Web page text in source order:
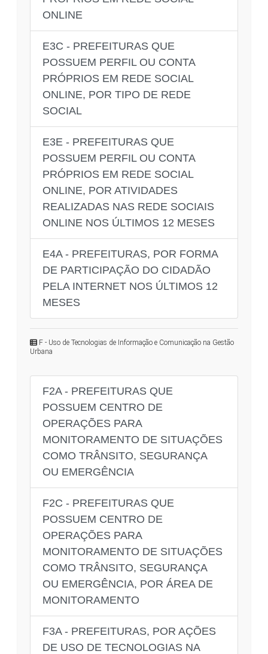
ONLINE
E3C - PREFEITURAS QUE
POSSUEM PERFIL OU CONTA
PRÓPRIOS EM REDE SOCIAL
ONLINE, POR TIPO DE REDE
SOCIAL
E3E - PREFEITURAS QUE
POSSUEM PERFIL OU CONTA
PRÓPRIOS EM REDE SOCIAL
ONLINE, POR ATIVIDADES
REALIZADAS NAS REDE SOCIAIS
ONLINE NOS ÚLTIMOS 12 MESES
E4A - PREFEITURAS, POR FORMA
DE PARTICIPAÇÃO DO CIDADÃO
PELA INTERNET NOS ÚLTIMOS 12
MESES
F - Uso de Tecnologias de Informação e Comunicação na Gestão
Urbana
F2A - PREFEITURAS QUE
POSSUEM CENTRO DE
OPERAÇÕES PARA
MONITORAMENTO DE SITUAÇÕES
COMO TRÂNSITO, SEGURANÇA
OU EMERGÊNCIA
F2C - PREFEITURAS QUE
POSSUEM CENTRO DE
OPERAÇÕES PARA
MONITORAMENTO DE SITUAÇÕES
COMO TRÂNSITO, SEGURANÇA
OU EMERGÊNCIA, POR ÁREA DE
MONITORAMENTO
F3A - PREFEITURAS, POR AÇÕES
DE USO DE TECNOLOGIAS NA